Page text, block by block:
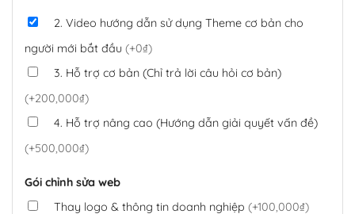
2. Video hướng dẫn sử dụng Theme cơ bản cho
người mới bắt đầu (+0₫)
3. Hỗ trợ cơ bản (Chỉ trả lời câu hỏi cơ bản)
(+200,000₫)
4. Hỗ trợ nâng cao (Hướng dẫn giải quyết vấn đề)
(+500,000₫)
Gói chỉnh sửa web
Thay logo & thông tin doanh nghiệp (+100,000₫)